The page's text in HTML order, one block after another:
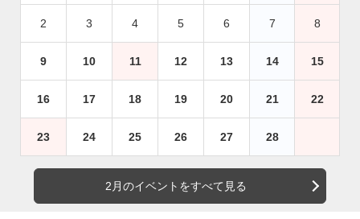
2 3 4 5 6 7 8
9 10 11 12 13 14 15
16 17 18 19 20 21 22
23 24 25 26 27 28
2月のイベントをすべて見る